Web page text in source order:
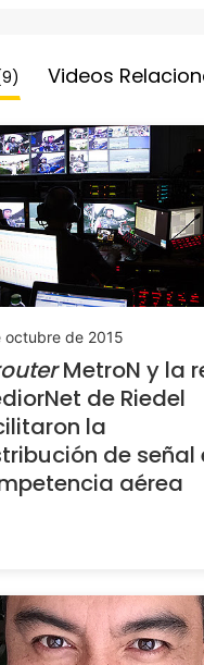
Videos
octubre de 2015
MetroN y la
de Riedel
la
de señal
aérea